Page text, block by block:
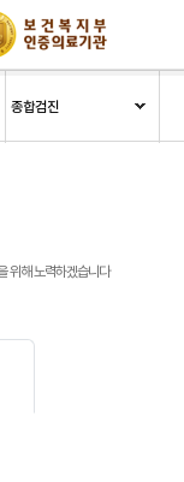
종합검진
위해 노력하겠습니다